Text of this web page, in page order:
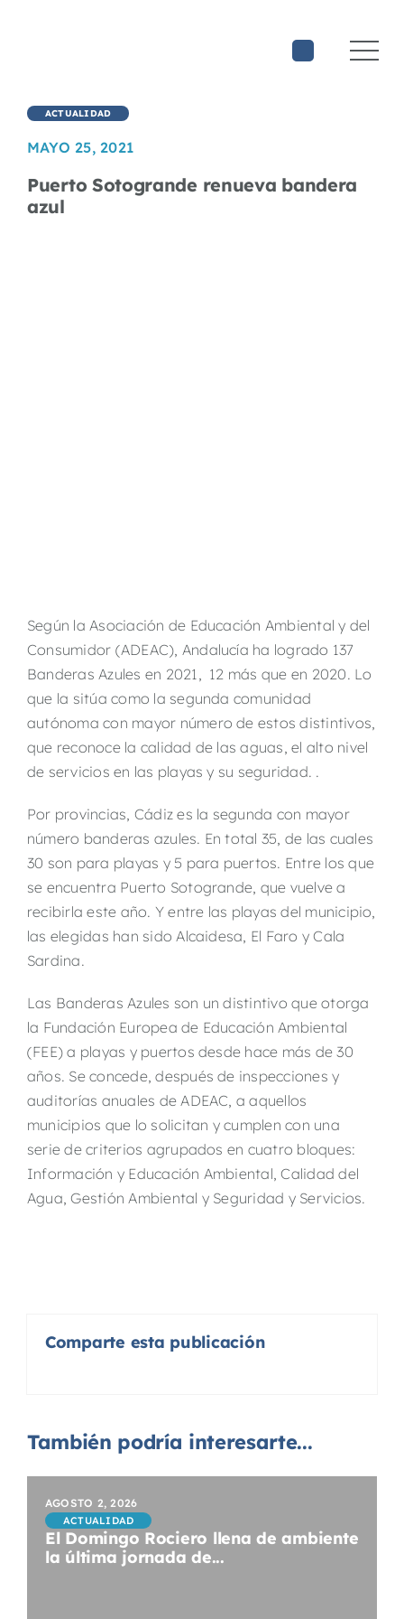
ACTUALIDAD
MAYO 25, 2021
Puerto Sotogrande renueva bandera
azul
Según la Asociación de Educación Ambiental y del
Consumidor (ADEAC), Andalucía ha logrado 137
Banderas Azules en 2021, 12 más que en 2020. Lo
que la sitúa como la segunda comunidad
autónoma con mayor número de estos distintivos,
que reconoce la calidad de las aguas, el alto nivel
de servicios en las playas y su seguridad. .
Por provincias, Cádiz es la segunda con mayor
número banderas azules. En total 35, de las cuales
30 son para playas y 5 para puertos. Entre los que
se encuentra Puerto Sotogrande, que vuelve a
recibirla este año. Y entre las playas del municipio,
las elegidas han sido Alcaidesa, El Faro y Cala
Sardina.
Las Banderas Azules son un distintivo que otorga
la Fundación Europea de Educación Ambiental
(FEE) a playas y puertos desde hace más de 30
años. Se concede, después de inspecciones y
auditorías anuales de ADEAC, a aquellos
municipios que lo solicitan y cumplen con una
serie de criterios agrupados en cuatro bloques:
Información y Educación Ambiental, Calidad del
Agua, Gestión Ambiental y Seguridad y Servicios.
Comparte esta publicación
También podría interesarte...
AGOSTO 2, 2026
ACTUALIDAD
El Domingo Rociero llena de ambiente
la última jornada de...